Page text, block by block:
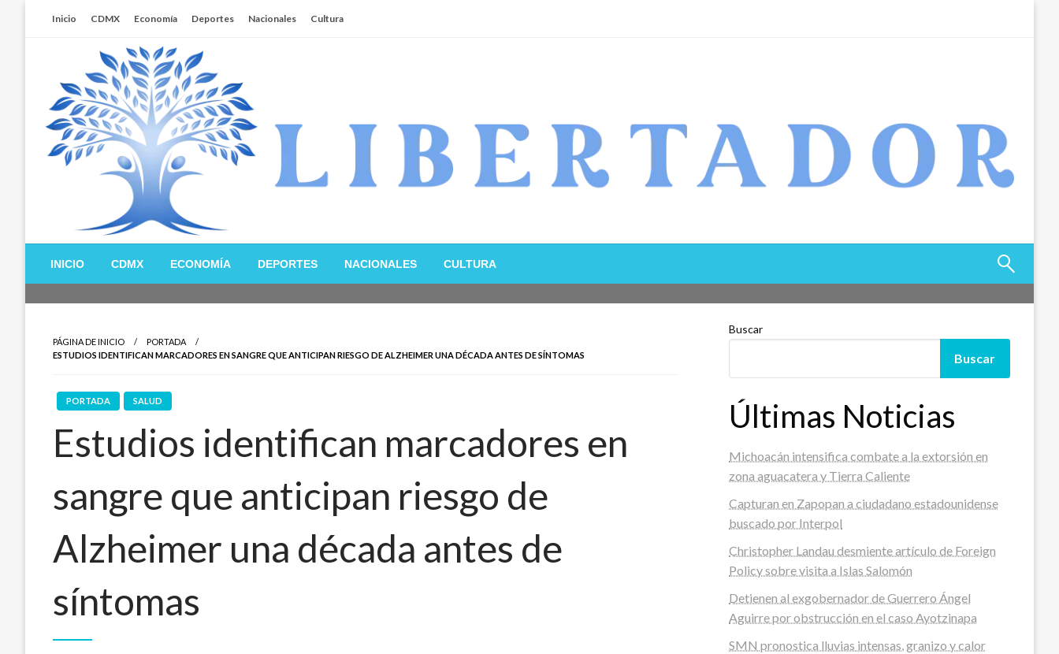
Inicio CDMX Economía Deportes Nacionales Cultura
Libertador MX
INICIO CDMX ECONOMÍA DEPORTES NACIONALES CULTURA
PÁGINA DE INICIO
PORTADA
ESTUDIOS IDENTIFICAN MARCADORES EN SANGRE QUE ANTICIPAN RIESGO DE ALZHEIMER UNA DÉCADA ANTES DE SÍNTOMAS
PORTADA SALUD
Estudios identifican marcadores en
sangre que anticipan riesgo de
Alzheimer una década antes de
síntomas
Buscar
Buscar
Últimas Noticias
Michoacán intensifica combate a la extorsión en
zona aguacatera y Tierra Caliente
Capturan en Zapopan a ciudadano estadounidense
buscado por Interpol
Christopher Landau desmiente artículo de Foreign
Policy sobre visita a Islas Salomón
Detienen al exgobernador de Guerrero Ángel
Aguirre por obstrucción en el caso Ayotzinapa
SMN pronostica lluvias intensas, granizo y calor